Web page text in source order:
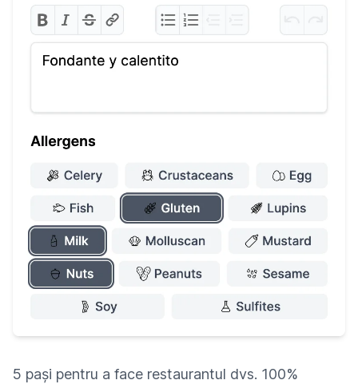
5 pași pentru a face restaurantul dvs. 100%